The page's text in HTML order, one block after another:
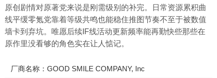
原创剧情对原著党来说是刚需级别的补完。日常资源累积曲
线平缓零氪党靠着等级共鸣也能稳住推图节奏不至于被数值
墙卡到弃坑。唯愿后续IF线活动更新频率能再勤快些那些在
原作里没看够的角色实在让人惦记。
厂商名称：GOOD SMILE COMPANY, Inc